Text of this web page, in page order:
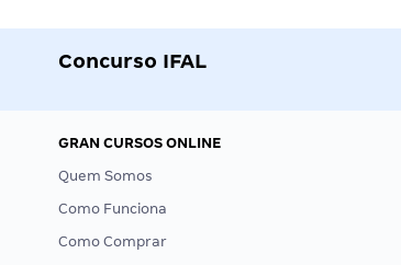
Concurso IFAL
GRAN CURSOS ONLINE
Quem Somos
Como Funciona
Como Comprar